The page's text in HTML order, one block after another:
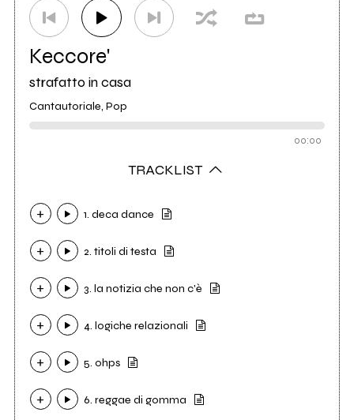
Keccore'
strafatto in casa
Cantautoriale, Pop
00:00
TRACKLIST
1. deca dance
2. titoli di testa
3. la notizia che non c'è
4. logiche relazionali
5. ohps
6. reggae di gomma